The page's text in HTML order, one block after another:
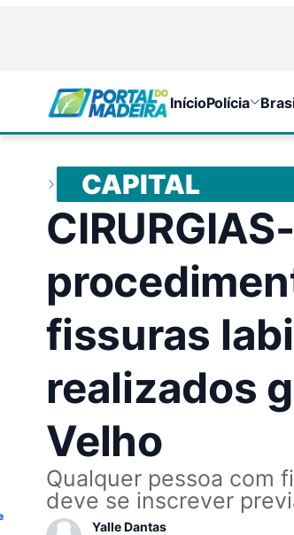
InícioPolícia
CAPITAL
fissuras
realizados
Velho
Qualquer pessoa com
deve se inscrever
Yalle Dantas